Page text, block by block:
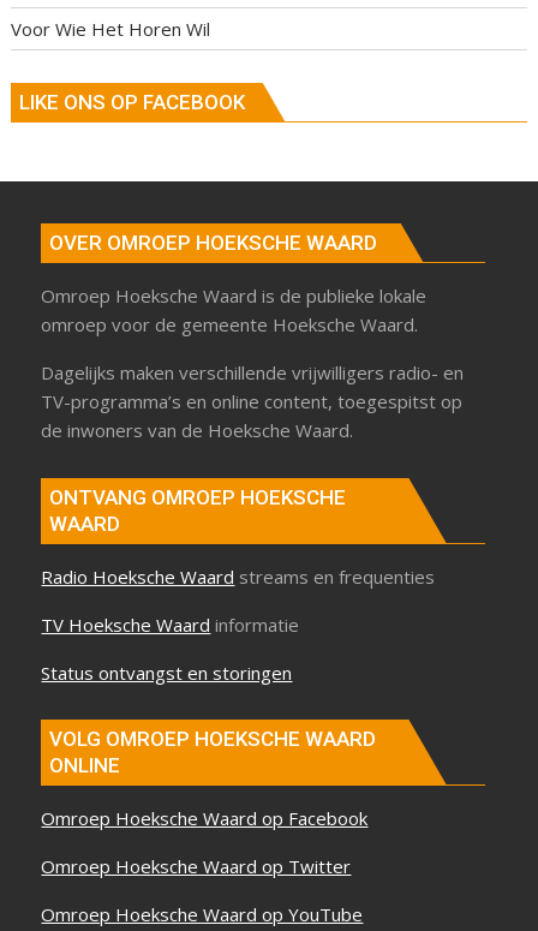
Voor Wie Het Horen Wil
LIKE ONS OP FACEBOOK
OVER OMROEP HOEKSCHE WAARD
Omroep Hoeksche Waard is de publieke lokale
omroep voor de gemeente Hoeksche Waard.
Dagelijks maken verschillende vrijwilligers radio- en
TV-programma’s en online content, toegespitst op
de inwoners van de Hoeksche Waard.
ONTVANG OMROEP HOEKSCHE
WAARD
Radio Hoeksche Waard streams en frequenties
TV Hoeksche Waard informatie
Status ontvangst en storingen
VOLG OMROEP HOEKSCHE WAARD
ONLINE
Omroep Hoeksche Waard op Facebook
Omroep Hoeksche Waard op Twitter
Omroep Hoeksche Waard op YouTube